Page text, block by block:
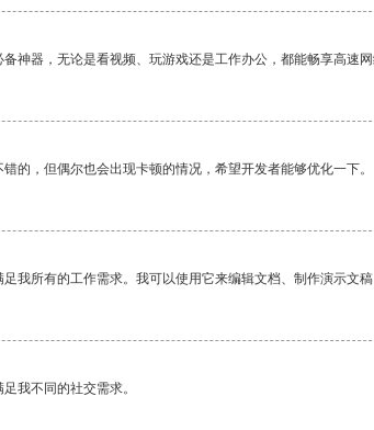
神器，无论是看视频、玩游戏还是工作办公，都能畅享高速
的，但偶尔也会出现卡顿的情况，希望开发者能够优化一下。
我所有的工作需求。我可以使用它来编辑文档、制作演示文稿
我不同的社交需求。